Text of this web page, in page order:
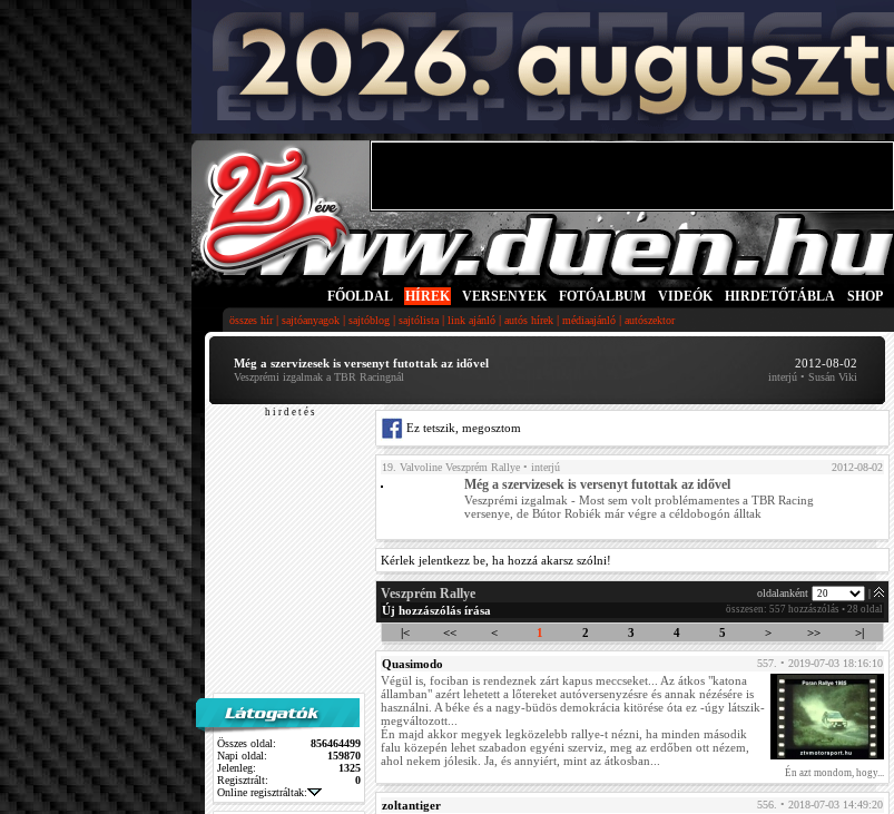
FŐOLDAL HÍREK VERSENYEK FOTÓALBUM VIDEÓK HIRDETŐTÁBLA SHOP
összes hír| sajtóanyagok | sajtóblog | sajtólista | link ajánló | autós hírek | médiaajánló | autószektor
Még a szervizesek is versenyt futottak az idővel
Veszprémi izgalmak a TBR Racingnál
2012-08-02
interjú • Susán Viki
h i r d e t é s
Összes oldal:
856464499
Napi oldal:
159870
Jelenleg:
1325
Regisztrált:
0
Online regisztráltak:
Ez tetszik, megosztom
19. Valvoline Veszprém Rallye • interjú 2012-08-02
Még a szervizesek is versenyt futottak az idővel
Veszprémi izgalmak - Most sem volt problémamentes a TBR Racing
versenye, de Bútor Robiék már végre a céldobogón álltak
Kérlek jelentkezz be, ha hozzá akarsz szólni!
Veszprém Rallye oldalanként
Új hozzászólás írása összesen: 557 hozzászólás • 28 oldal
|< << < 1 2 3 4 5 > >> >|
Quasimodo 557. • 2019-07-03 18:16:10
Végül is, fociban is rendeznek zárt kapus meccseket... Az átkos "katona
államban" azért lehetett a lőtereket autóversenyzésre és annak nézésére is
használni. A béke és a nagy-büdös demokrácia kitörése óta ez -úgy látszik-
megváltozott...
Én majd akkor megyek legközelebb rallye-t nézni, ha minden második
falu közepén lehet szabadon egyéni szerviz, meg az erdőben ott nézem,
ahol nekem jólesik. Ja, és annyiért, mint az átkosban...
Én azt mondom, hogy...
zoltantiger 556. • 2018-07-03 14:49:20